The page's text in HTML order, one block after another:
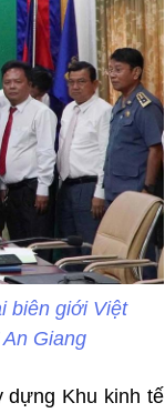
biên giới Việt
Giang
dựng Khu kinh tế